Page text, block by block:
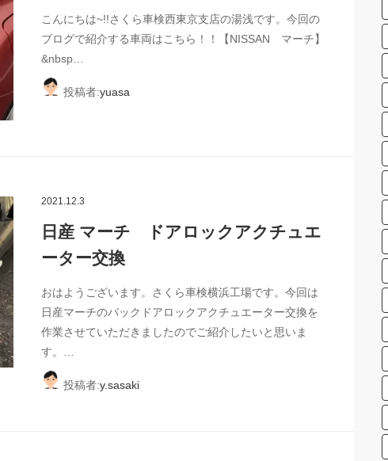
こんにちは~!!さくら車検西東京支店の湯浅です。今回の
ブログで紹介する車両はこちら！！【NISSAN マーチ】
&nbsp…
投稿者:yuasa
2021.12.3
日産 マーチ ドアロックアクチュエ
ーター交換
おはようございます。さくら車検横浜工場です。今回は
日産マーチのバックドアロックアクチュエーター交換を
作業させていただきましたのでご紹介したいと思いま
す。…
投稿者:y.sasaki